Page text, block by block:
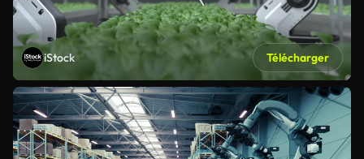
iStock Télécharger